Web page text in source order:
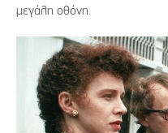
μεγάλη οθόνη.